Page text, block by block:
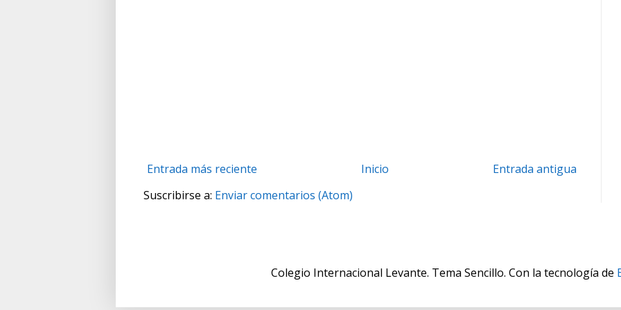
Entrada más reciente Entrada antigua
Inicio
Suscribirse a: Enviar comentarios (Atom)
Colegio Internacional Levante. Tema Sencillo. Con la tecnología de